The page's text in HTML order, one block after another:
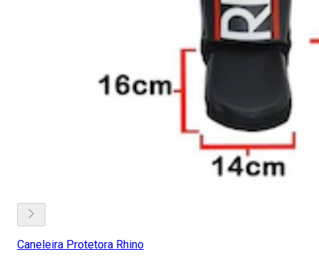
Caneleira Protetora Rhino